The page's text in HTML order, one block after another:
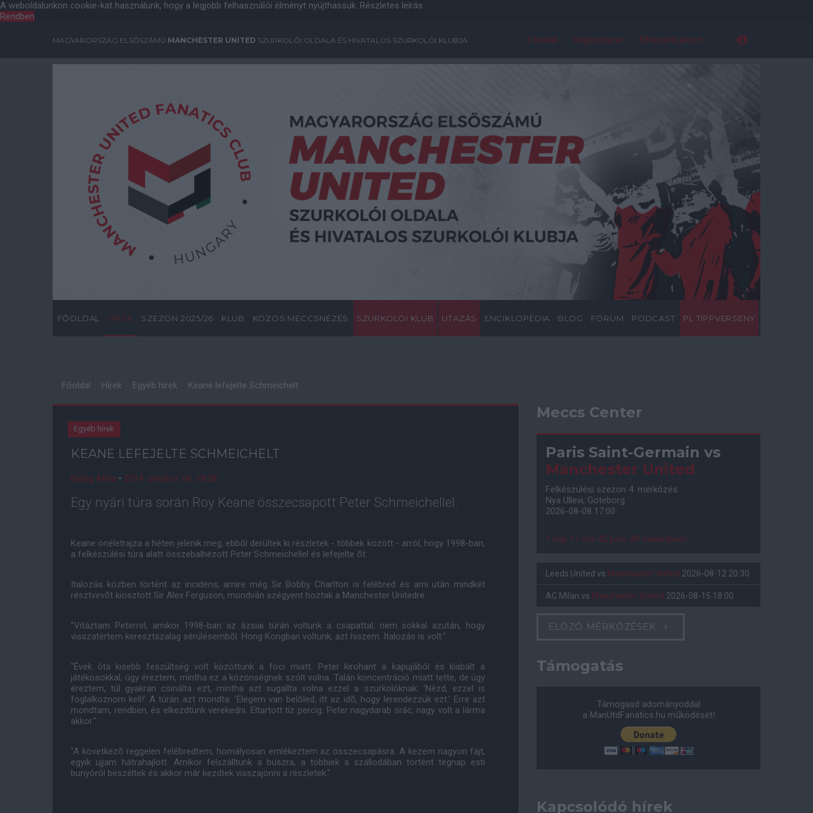
A weboldalunkon cookie-kat használunk, hogy a legjobb felhasználói élményt nyújthassuk. Részletes leírás
Rendben
MAGYARORSZÁG ELSŐSZÁMÚ MANCHESTER UNITED SZURKOLÓI OLDALA ÉS HIVATALOS SZURKOLÓI KLUBJA Főoldal Regisztráció Elfelejtett jelszó
FŐOLDAL HÍREK SZEZON 2025/26 KLUB KÖZÖS MECCSNÉZÉS SZURKOLÓI KLUB UTAZÁS ENCIKLOPÉDIA BLOG FÓRUM PODCAST PL TIPPVERSENY
Főoldal Hírek Egyéb hírek Keane lefejelte Schmeichelt
Egyéb hírek
KEANE LEFEJELTE SCHMEICHELT
Balog Attila • 2014. október. 06. 18:38
Egy nyári túra során Roy Keane összecsapott Peter Schmeichellel.
Keane önéletrajza a héten jelenik meg, ebbõl derültek ki részletek - többek között - arról, hogy 1998-ban,
a felkészülési túra alatt összebalhézott Peter Schmeichellel és lefejelte õt.
Italozás közben történt az incidens, amire még Sir Bobby Charlton is felébred és ami után mindkét
résztvevõt kiosztott Sir Alex Ferguson, mondván szégyent hoztak a Manchester Unitedre.
"Vitáztam Peterrel, amikor 1998-ban az ázsiai túrán voltunk a csapattal, nem sokkal azután, hogy
visszatértem keresztszalag sérülésembõl. Hong Kongban voltunk, azt hiszem. Italozás is volt."
"Évek óta kisebb feszültség volt közöttünk a foci miatt. Peter kirohant a kapujából és kiabált a
játékosokkal, úgy éreztem, mintha ez a közönségnek szólt volna. Talán koncentráció miatt tette, de úgy
éreztem, túl gyakran csinálta ezt, mintha azt sugallta volna ezzel a szurkolóknak: 'Nézd, ezzel is
foglalkoznom kell!' A túrán azt mondta: 'Elegem van belõled, itt az idõ, hogy lerendezzük ezt.' Erre azt
mondtam, rendben, és elkezdtünk verekedni. Eltartott tíz percig. Peter nagydarab srác, nagy volt a lárma
akkor."
"A következõ reggelen felébredtem, homályosan emlékeztem az összecsapásra. A kezem nagyon fájt,
egyik ujjam hátrahajlott. Amikor felszálltunk a buszra, a többiek a szállodában történt tegnap esti
bunyóról beszéltek és akkor már kezdtek visszajönni a részletek."
Meccs Center
Paris Saint-Germain vs
Manchester United
Felkészülési szezon 4. mérkőzés
Nya Ullevi, Göteborg
2026-08-08 17:00
1 nap 11 óra 42 perc 42 másodperc
Leeds United vs Manchester United 2026-08-12 20:30
AC Milan vs Manchester United 2026-08-15 18:00
ELŐZŐ MÉRKŐZÉSEK
Támogatás
Támogasd adományoddal
a ManUtdFanatics.hu működését!
Kapcsolódó hírek